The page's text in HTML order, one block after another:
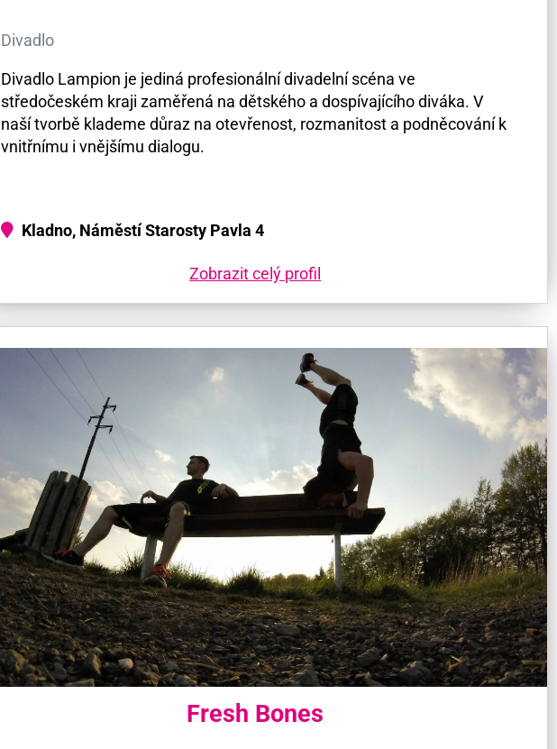
Divadlo
Divadlo Lampion je jediná profesionální divadelní scéna ve
středočeském kraji zaměřená na dětského a dospívajícího diváka. V
naší tvorbě klademe důraz na otevřenost, rozmanitost a podněcování k
vnitřnímu i vnějšímu dialogu.
Kladno, Náměstí Starosty Pavla 4
Zobrazit celý profil
Fresh Bones